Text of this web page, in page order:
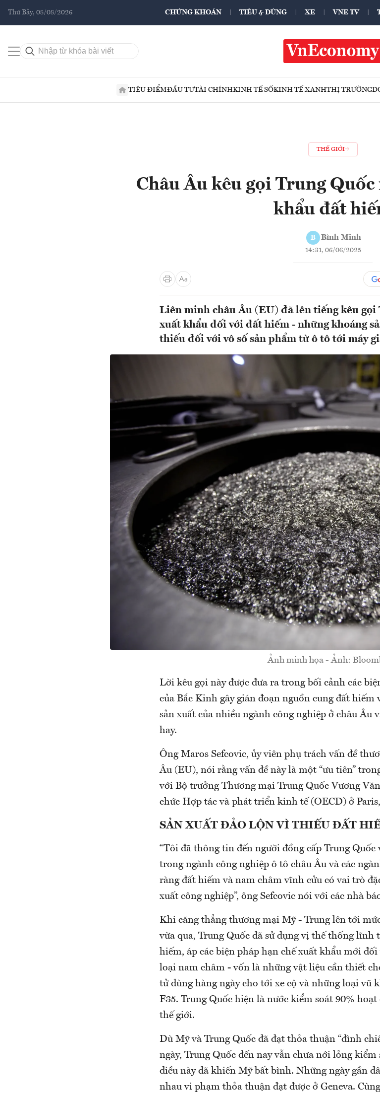
Thứ Bảy, 08/08/2026 CHỨNG KHOÁN TIÊU & DÙNG XE VNE TV
TIÊU ĐIỂMĐẦU TƯTÀI CHÍNHKINH TẾ SỐKINH TẾ XANHTHỊ TRƯỜNG
THẾ GIỚI
Châu Âu kêu gọi Trung
khẩu đất
B Bình Minh
14:31, 06/06/2025
Liên minh châu Âu (EU) đã lên tiếng kêu gọi
xuất khẩu đối với đất hiếm - những khoáng
thiếu đối với vô số sản phẩm từ ô tô tới máy
Ảnh minh họa - Ảnh:
Lời kêu gọi này được đưa ra trong bối cảnh các
của Bắc Kinh gây gián đoạn nguồn cung đất
sản xuất của nhiều ngành công nghiệp ở châu Âu
hay.
Ông Maros Sefcovic, ủy viên phụ trách vấn đề
Âu (EU), nói rằng vấn đề này là một “ưu tiên”
với Bộ trưởng Thương mại Trung Quốc Vương
chức Hợp tác và phát triển kinh tế (OECD) ở
SẢN XUẤT ĐẢO LỘN VÌ THIẾU ĐẤT
“Tôi đã thông tin đến người đồng cấp Trung
trong ngành công nghiệp ô tô châu Âu và các
ràng đất hiếm và nam châm vĩnh cửu có vai trò
xuất công nghiệp”, ông Sefcovic nói với các nhà
Khi căng thẳng thương mại Mỹ - Trung lên tới
vừa qua, Trung Quốc đã sử dụng vị thế thống lĩnh
hiếm, áp các biện pháp hạn chế xuất khẩu mới
loại nam châm - vốn là những vật liệu cần thiết
tử dùng hàng ngày cho tới xe cộ và những loại vũ
F35. Trung Quốc hiện là nước kiểm soát 90%
thế giới.
Dù Mỹ và Trung Quốc đã đạt thỏa thuận “đình
ngày, Trung Quốc đến nay vẫn chưa nới lỏng
điều này đã khiến Mỹ bất bình. Những ngày gần
nhau vi phạm thỏa thuận đạt được ở Geneva.